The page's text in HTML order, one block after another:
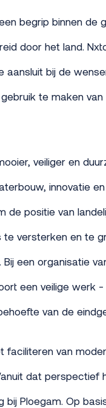
begrip binnen
door het land.
aansluit bij de
te maken
veiliger en
innovatie
de positie van
versterken en te
een organisatie
een veilige werk
van de
van
dat perspectief
bij Ploegam. Op